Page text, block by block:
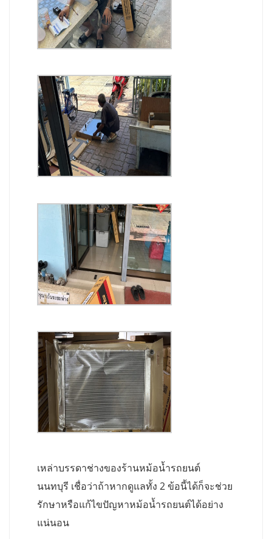
เหล่าบรรดาช่างของร้านหม้อน้ำรถยนต์
นนทบุรี เชื่อว่าถ้าหากดูแลทั้ง 2 ข้อนี้ได้ก็จะช่วย
รักษาหรือแก้ไขปัญหาหม้อน้ำรถยนต์ได้อย่าง
แน่นอน